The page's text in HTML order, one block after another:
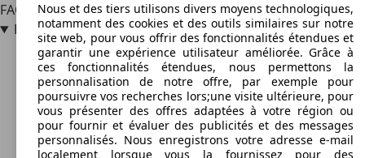
FAQ
La Skoda Rapid est-elle toujours en vente ?
Nous et des tiers utilisons divers moyens technologiques,
notamment des cookies et des outils similaires sur notre
site web, pour vous offrir des fonctionnalités étendues et
garantir une expérience utilisateur améliorée. Grâce à
ces fonctionnalités étendues, nous permettons la
personnalisation de notre offre, par exemple pour
poursuivre vos recherches lors;une visite ultérieure, pour
vous présenter des offres adaptées à votre région ou
pour fournir et évaluer des publicités et des messages
personnalisés. Nous enregistrons votre adresse e-mail
localement lorsque vous la fournissez pour des